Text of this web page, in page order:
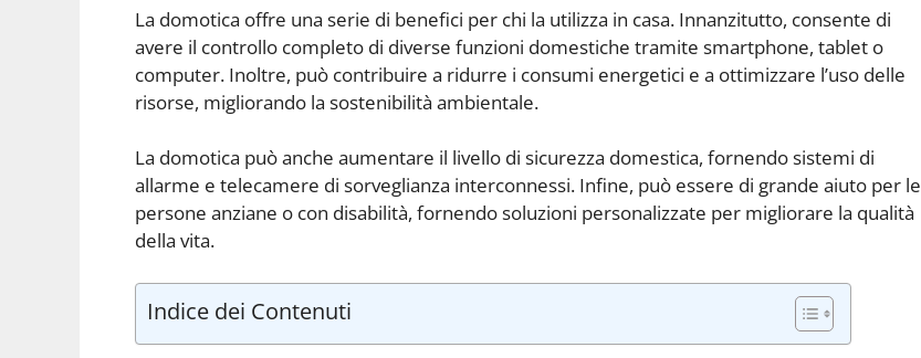
La domotica offre una serie di benefici per chi la utilizza in casa. Innanzitutto, consente di
avere il controllo completo di diverse funzioni domestiche tramite smartphone, tablet o
computer. Inoltre, può contribuire a ridurre i consumi energetici e a ottimizzare l’uso delle
risorse, migliorando la sostenibilità ambientale.
La domotica può anche aumentare il livello di sicurezza domestica, fornendo sistemi di
allarme e telecamere di sorveglianza interconnessi. Infine, può essere di grande aiuto per le
persone anziane o con disabilità, fornendo soluzioni personalizzate per migliorare la qualità
della vita.
Indice dei Contenuti